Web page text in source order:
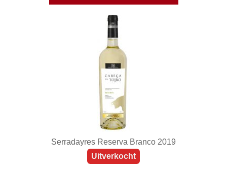
Serradayres Reserva Branco 2019
Uitverkocht